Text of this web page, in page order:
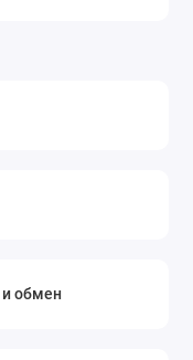
и обмен